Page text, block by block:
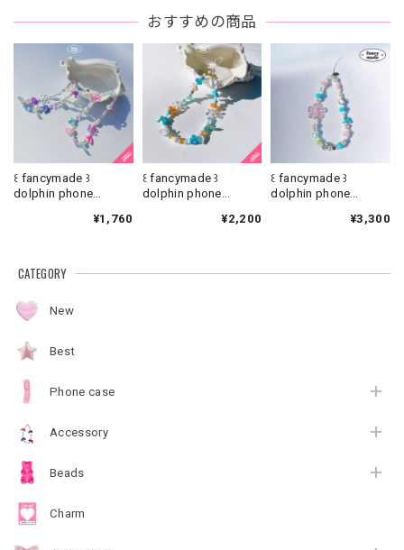
おすすめの商品
꒰ fancymade ꒱
dolphin phone
¥1,760
꒰ fancymade ꒱
dolphin phone
¥2,200
꒰ fancymade ꒱
dolphin phone
¥3,300
CATEGORY
New
Best
Phone case
Accessory
Beads
Charm